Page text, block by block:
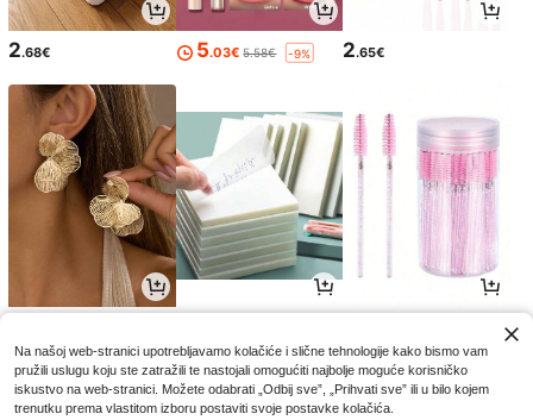
2.68€ 5.03€ 5.58€ -9% 2.65€
Na našoj web-stranici upotrebljavamo kolačiće i slične tehnologije kako bismo vam
pružili uslugu koju ste zatražili te nastojali omogućiti najbolje moguće korisničko
iskustvo na web-stranici. Možete odabrati „Odbij sve”, „Prihvati sve” ili u bilo kojem
trenutku prema vlastitom izboru postaviti svoje postavke kolačića.